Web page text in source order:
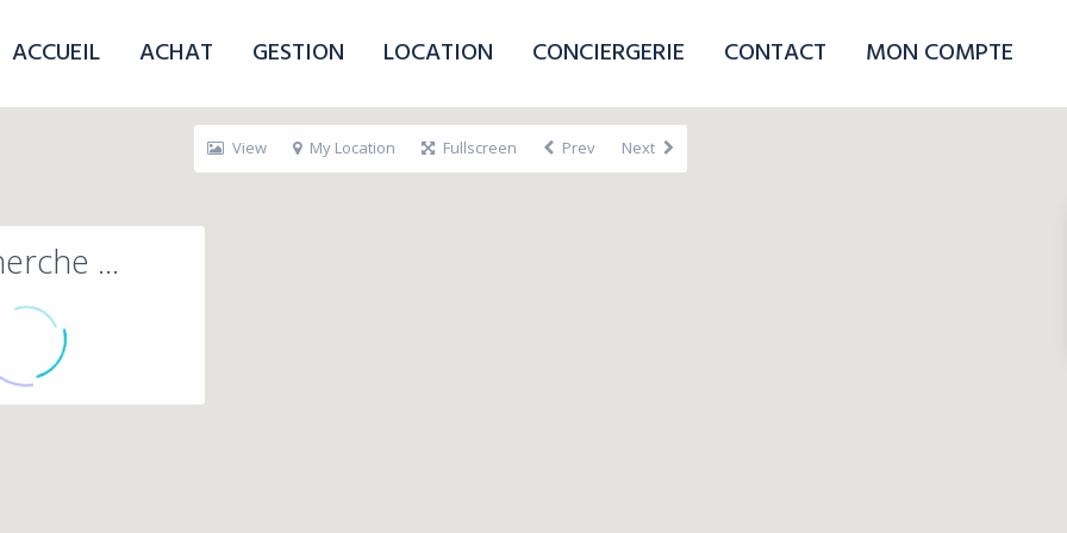
ACCUEIL ACHAT GESTION LOCATION CONCIERGERIE CONTACT MON COMPTE
...
View My Location Fullscreen Prev Next